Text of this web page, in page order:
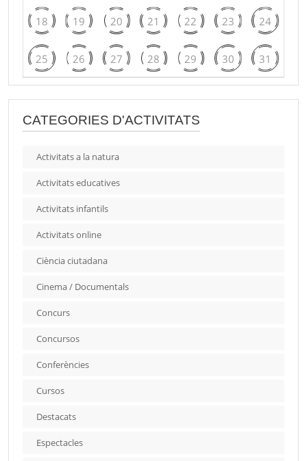
18 19 20 21 22 23 24
25 26 27 28 29 30 31
CATEGORIES D'ACTIVITATS
Activitats a la natura
Activitats educatives
Activitats infantils
Activitats online
Ciència ciutadana
Cinema / Documentals
Concurs
Concursos
Conferències
Cursos
Destacats
Espectacles